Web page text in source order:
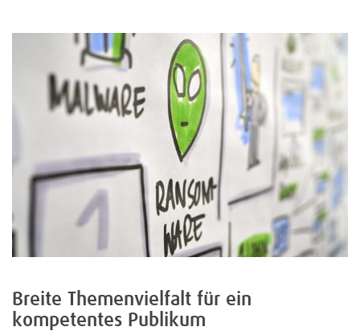
Breite Themenvielfalt für ein
kompetentes Publikum